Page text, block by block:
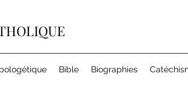
Bible Biographies